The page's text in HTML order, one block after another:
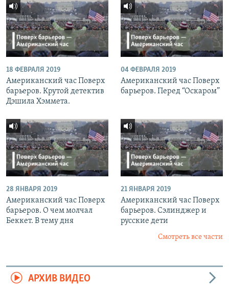
18 ФЕВРАЛЯ 2019
Американский час Поверх
барьеров. Крутой детектив
Дэшила Хэммета.
04 ФЕВРАЛЯ 2019
Американский час Поверх
барьеров. Перед “Оскаром”
28 ЯНВАРЯ 2019
Американский час Поверх
барьеров. О чем молчал
Беккет. В тему дня
21 ЯНВАРЯ 2019
Американский час Поверх
барьеров. Сэлинджер и
русские дети
Смотреть все части
АРХИВ ВИДЕО